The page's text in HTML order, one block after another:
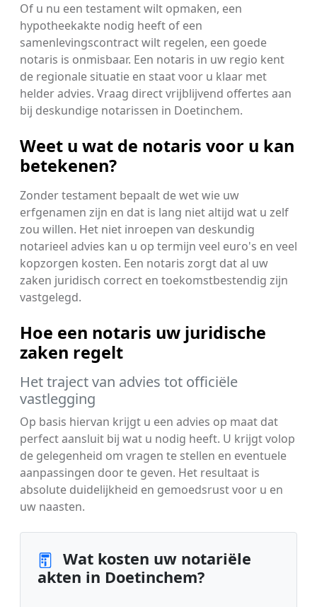
Of u nu een testament wilt opmaken, een
hypotheekakte nodig heeft of een
samenlevingscontract wilt regelen, een goede
notaris is onmisbaar. Een notaris in uw regio kent
de regionale situatie en staat voor u klaar met
helder advies. Vraag direct vrijblijvend offertes aan
bij deskundige notarissen in Doetinchem.
Weet u wat de notaris voor u kan
betekenen?
Zonder testament bepaalt de wet wie uw
erfgenamen zijn en dat is lang niet altijd wat u zelf
zou willen. Het niet inroepen van deskundig
notarieel advies kan u op termijn veel euro's en veel
kopzorgen kosten. Een notaris zorgt dat al uw
zaken juridisch correct en toekomstbestendig zijn
vastgelegd.
Hoe een notaris uw juridische
zaken regelt
Het traject van advies tot officiële
vastlegging
Op basis hiervan krijgt u een advies op maat dat
perfect aansluit bij wat u nodig heeft. U krijgt volop
de gelegenheid om vragen te stellen en eventuele
aanpassingen door te geven. Het resultaat is
absolute duidelijkheid en gemoedsrust voor u en
uw naasten.
Wat kosten uw notariële
akten in Doetinchem?